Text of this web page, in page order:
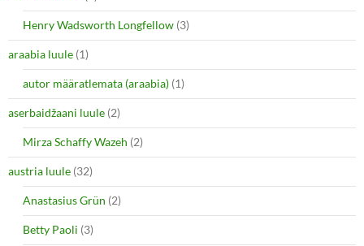
Henry Wadsworth Longfellow (3)
araabia luule (1)
autor määratlemata (araabia) (1)
aserbaidžaani luule (2)
Mirza Schaffy Wazeh (2)
austria luule (32)
Anastasius Grün (2)
Betty Paoli (3)